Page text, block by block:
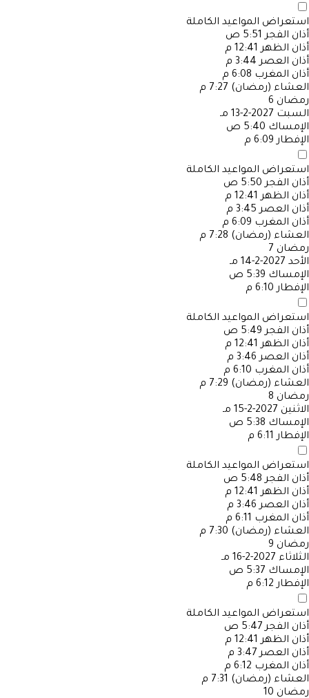
استعراض المواعيد الكاملة
أذان الفجر 5:51 ص
أذان الظهر 12:41 م
أذان العصر 3:44 م
أذان المغرب 6:08 م
العشاء (رمضان) 7:27 م
رمضان 6
السبت 2027-2-13 مـ
الإمساك 5:40 ص
الإفطار 6:09 م
استعراض المواعيد الكاملة
أذان الفجر 5:50 ص
أذان الظهر 12:41 م
أذان العصر 3:45 م
أذان المغرب 6:09 م
العشاء (رمضان) 7:28 م
رمضان 7
الأحد 2027-2-14 مـ
الإمساك 5:39 ص
الإفطار 6:10 م
استعراض المواعيد الكاملة
أذان الفجر 5:49 ص
أذان الظهر 12:41 م
أذان العصر 3:46 م
أذان المغرب 6:10 م
العشاء (رمضان) 7:29 م
رمضان 8
الاثنين 2027-2-15 مـ
الإمساك 5:38 ص
الإفطار 6:11 م
استعراض المواعيد الكاملة
أذان الفجر 5:48 ص
أذان الظهر 12:41 م
أذان العصر 3:46 م
أذان المغرب 6:11 م
العشاء (رمضان) 7:30 م
رمضان 9
الثلاثاء 2027-2-16 مـ
الإمساك 5:37 ص
الإفطار 6:12 م
استعراض المواعيد الكاملة
أذان الفجر 5:47 ص
أذان الظهر 12:41 م
أذان العصر 3:47 م
أذان المغرب 6:12 م
العشاء (رمضان) 7:31 م
رمضان 10